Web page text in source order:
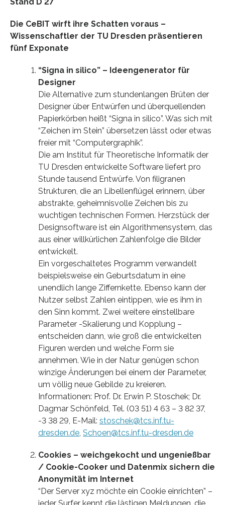
Die CeBIT wirft ihre Schatten voraus –
Wissenschaftler der TU Dresden präsentieren
fünf Exponate
“Signa in silico” – Ideengenerator für
Designer
Die Alternative zum stundenlangen Brüten der
Designer über Entwürfen und überquellenden
Papierkörben heißt “Signa in silico”. Was sich mit
“Zeichen im Stein” übersetzen lässt oder etwas
freier mit “Computergraphik”.
Die am Institut für Theoretische Informatik der
TU Dresden entwickelte Software liefert pro
Stunde tausend Entwürfe. Von filigranen
Strukturen, die an Libellenflügel erinnern, über
abstrakte, geheimnisvolle Zeichen bis zu
wuchtigen technischen Formen. Herzstück der
Designsoftware ist ein Algorithmensystem, das
aus einer willkürlichen Zahlenfolge die Bilder
entwickelt.
Ein vorgeschaltetes Programm verwandelt
beispielsweise ein Geburtsdatum in eine
unendlich lange Ziffernkette. Ebenso kann der
Nutzer selbst Zahlen eintippen, wie es ihm in
den Sinn kommt. Zwei weitere einstellbare
Parameter -Skalierung und Kopplung –
entscheiden dann, wie groß die entwickelten
Figuren werden und welche Form sie
annehmen. Wie in der Natur genügen schon
winzige Änderungen bei einem der Parameter,
um völlig neue Gebilde zu kreieren.
Informationen: Prof. Dr. Erwin P. Stoschek; Dr.
Dagmar Schönfeld, Tel. (03 51) 4 63 – 3 82 37,
-3 38 29, E-Mail: stoschek@tcs.inf.tu-
dresden.de Schoen@tcs.inf.tu-dresden.de
Cookies – weichgekocht und ungenießbar
/ Cookie-Cooker und Datenmix sichern die
Anonymität im Internet
“Der Server xyz möchte ein Cookie einrichten” –
jeder Surfer kennt die lästigen Meldungen, die